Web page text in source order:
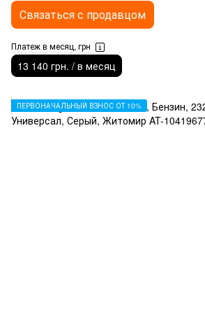
Связаться с продавцом
Платеж в месяц, грн
13 140 грн. / в месяц
ПЕРВОНАЧАЛЬНЫЙ ВЗНОС ОТ 10%